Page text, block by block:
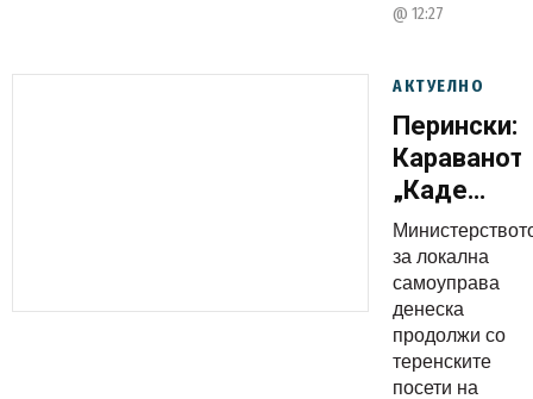
@ 12:27
АКТУЕЛНО
Перински:
Караванот
„Каде
што
срцето е
дома“ е
важен за
нас, ни
дава
за локална
самоуправа
денеска
продолжи со
теренските
посети на